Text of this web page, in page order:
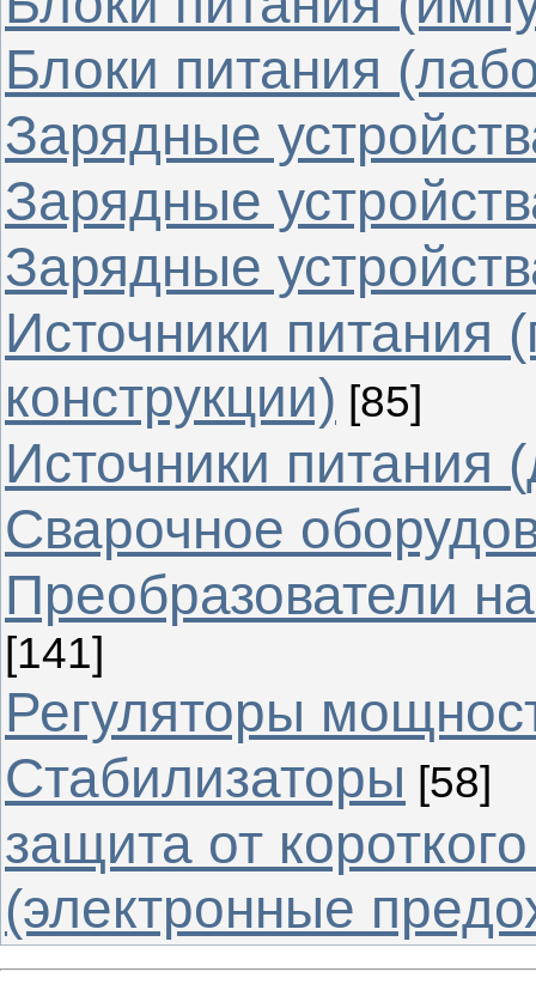
Блоки питания
Зарядные
Зарядные
Зарядные
Источники питания
конструкции) [85]
Источники питания
Cварочное
Преобразователи
[141]
Регуляторы
Стабилизаторы [58]
защита от
(электронные